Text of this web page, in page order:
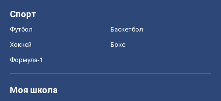
Спорт
Футбол Баскетбол
Хоккей Бокс
Формула-1
Моя школа